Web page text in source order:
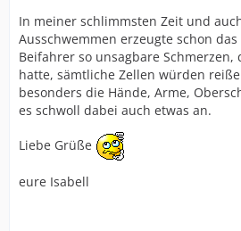
In meiner schlimmsten Zeit und
Ausschwemmen erzeugte schon
Beifahrer so unsagbare Schmerzen,
hatte, sämtliche Zellen würden
besonders die Hände, Arme,
es schwoll dabei auch etwas an.
Liebe Grüße
eure Isabell